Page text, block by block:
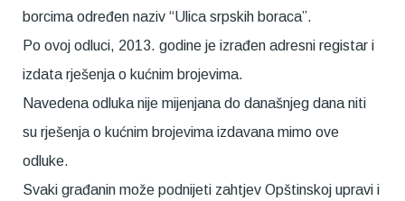
borcima određen naziv “Ulica srpskih boraca”.
Po ovoj odluci, 2013. godine je izrađen adresni registar i
izdata rješenja o kućnim brojevima.
Navedena odluka nije mijenjana do današnjeg dana niti
su rješenja o kućnim brojevima izdavana mimo ove
odluke.
Svaki građanin može podnijeti zahtjev Opštinskoj upravi i